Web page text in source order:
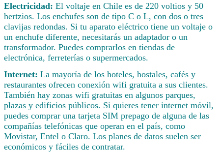
Electricidad: El voltaje en Chile es de 220 voltios y 50
hertzios. Los enchufes son de tipo C o L, con dos o tres
clavijas redondas. Si tu aparato eléctrico tiene un voltaje o
un enchufe diferente, necesitarás un adaptador o un
transformador. Puedes comprarlos en tiendas de
electrónica, ferreterías o supermercados.
Internet: La mayoría de los hoteles, hostales, cafés y
restaurantes ofrecen conexión wifi gratuita a sus clientes.
También hay zonas wifi gratuitas en algunos parques,
plazas y edificios públicos. Si quieres tener internet móvil,
puedes comprar una tarjeta SIM prepago de alguna de las
compañías telefónicas que operan en el país, como
Movistar, Entel o Claro. Los planes de datos suelen ser
económicos y fáciles de contratar.